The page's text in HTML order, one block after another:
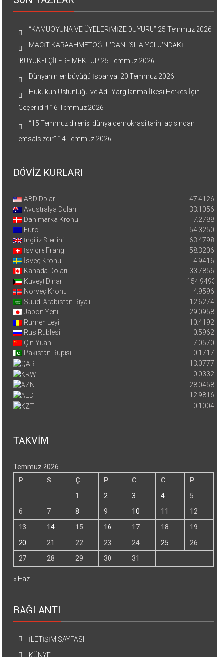
“KAMUOYUNA VE ÜYELERİMİZE DUYURU” 25 Temmuz 2026
MACİT KARAAHMETOĞLU’DAN ‘SILA YOLU’NDAKİ
’BÜYÜKELÇİLERE MEKTUP 25 Temmuz 2026
Dünyanın en büyüğü İspanya! 20 Temmuz 2026
Hukukun Üstünlüğü ve Adil Yargılanma İlkesi Herkes İçin
Geçerlidir! 16 Temmuz 2026
“15 Temmuz direnişi dünya demokrasi tarihi açısından
emsalsizdir” 14 Temmuz 2026
DÖVİZ KURLARI
ABD Doları
47.4126
Avustralya Doları
33.1056
Danimarka Kronu
7.2788
Euro
54.3250
İngiliz Sterlini
63.4798
İsviçre Frangı
58.3206
İsveç Kronu
4.9416
Kanada Doları
33.7856
Kuveyt Dinarı
154.9493
Norveç Kronu
4.9596
Suudi Arabistan Riyali
12.6274
Japon Yeni
29.0958
Rumen Leyi
10.4192
Rus Rublesi
0.5962
Çin Yuanı
7.0570
Pakistan Rupisi
0.1717
13.0777
0.0332
28.0458
12.9816
0.1004
TAKVİM
Temmuz 2026
P
S Ç P C C
P
1
2 3 4
5
6
7 8 9 10 11
12
13
14 15 16 17 18
19
20
21 22 23 24 25
26
27
28 29 30 31
« Haz
BAĞLANTI
İLETİŞİM SAYFASI
KÜNYE